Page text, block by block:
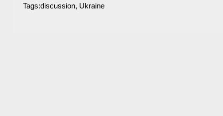
Tags:discussion, Ukraine